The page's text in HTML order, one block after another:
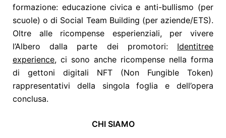
formazione: educazione civica e anti-bullismo (per
scuole) o di Social Team Building (per aziende/ETS).
Oltre alle ricompense esperienziali, per vivere
l’Albero dalla parte dei promotori: Identitree
experience, ci sono anche ricompense nella forma
di gettoni digitali NFT (Non Fungible Token)
rappresentativi della singola foglia e dell’opera
conclusa.
CHI SIAMO